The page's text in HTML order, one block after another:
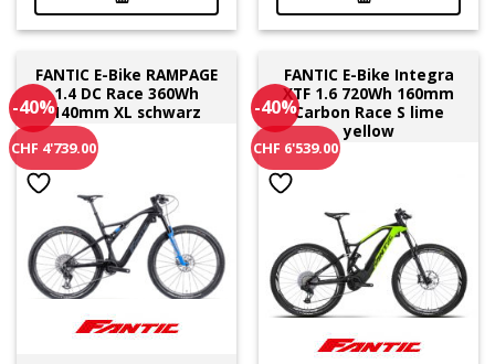
-40%
CHF 4'739.00
FANTIC E-Bike RAMPAGE
1.4 DC Race 360Wh
140mm XL schwarz
-40%
CHF 6'539.00
FANTIC E-Bike Integra
XTF 1.6 720Wh 160mm
Carbon Race S lime
yellow